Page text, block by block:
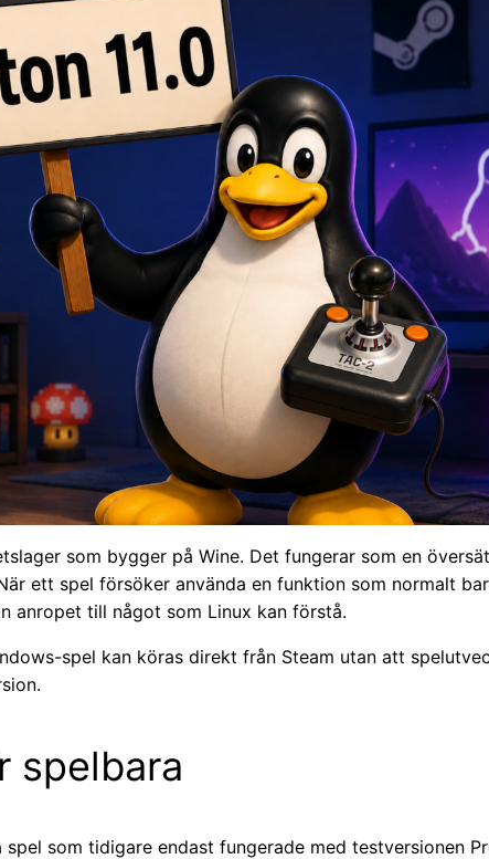
som bygger på Wine. Det fungerar som en
ett spel försöker använda en funktion som normalt
anropet till något som Linux kan förstå.
spel kan köras direkt från Steam utan att
spelbara
spel som tidigare endast fungerade med testversionen